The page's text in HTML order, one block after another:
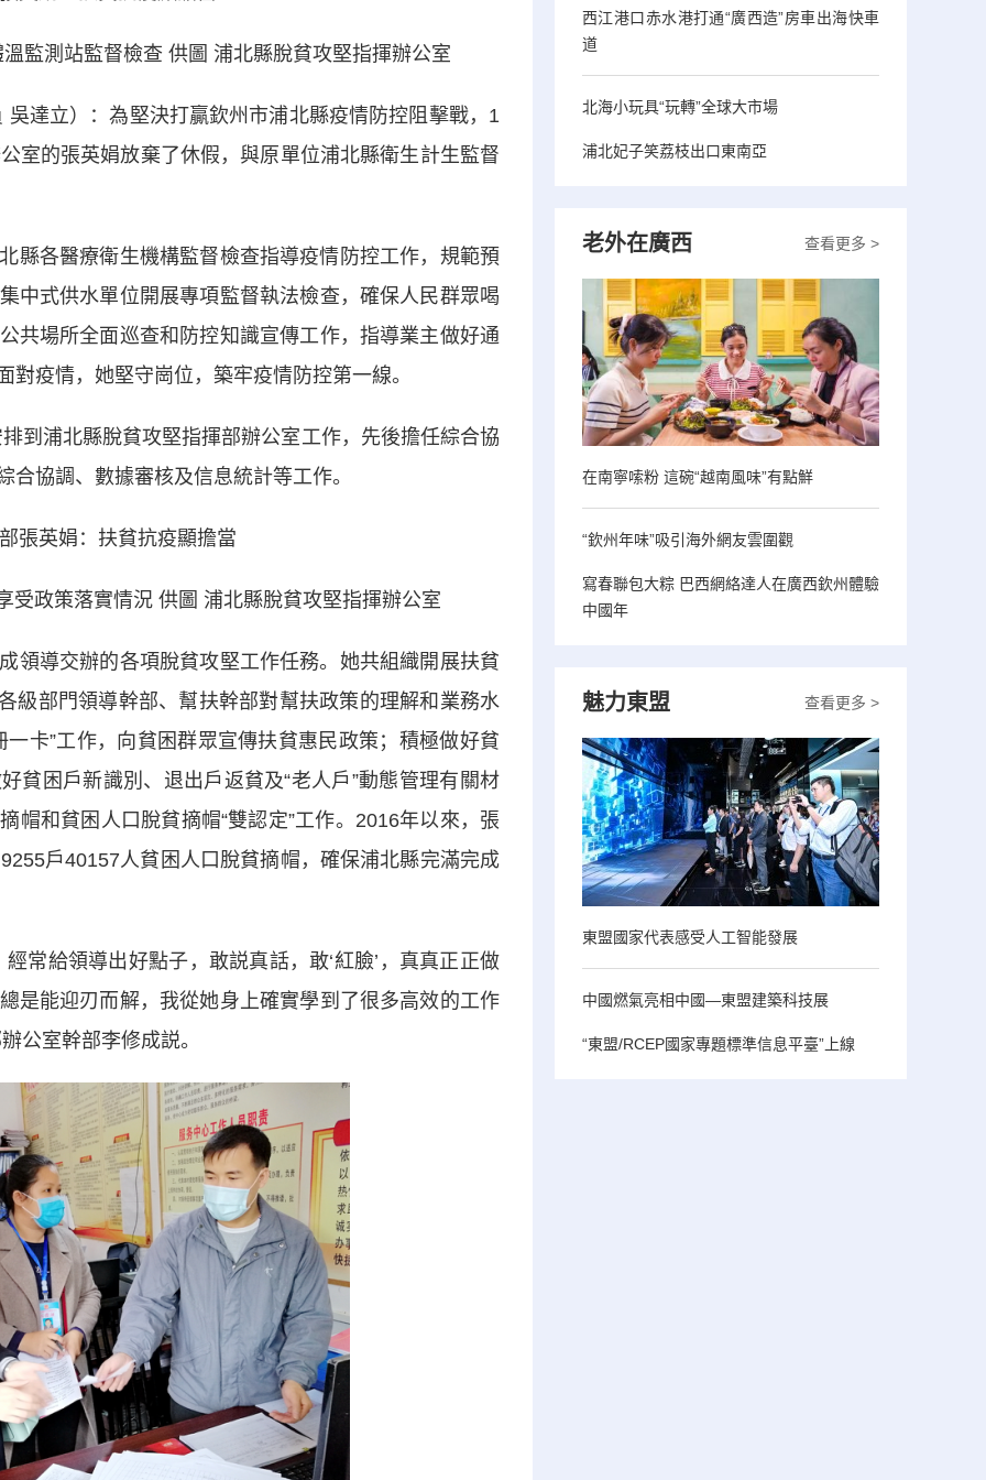
測站監督檢查 供圖 浦北縣脫貧攻堅指揮辦公室
立）：為堅決打贏欽州市浦北縣疫情防控阻擊戰，1
室的張英娟放棄了休假，與原單位浦北縣衛生計生監督
各醫療衛生機構監督檢查指導疫情防控工作，規範預
中式供水單位開展專項監督執法檢查，確保人民群眾喝
共場所全面巡查和防控知識宣傳工作，指導業主做好通
疫情，她堅守崗位，築牢疫情防控第一線。
浦北縣脫貧攻堅指揮部辦公室工作，先後擔任綜合協
協調、數據審核及信息統計等工作。
策落實情況 供圖 浦北縣脫貧攻堅指揮辦公室
導交辦的各項脫貧攻堅工作任務。她共組織開展扶貧
級部門領導幹部、幫扶幹部對幫扶政策的理解和業務水
卡”工作，向貧困群眾宣傳扶貧惠民政策；積極做好貧
貧困戶新識別、退出戶返貧及“老人戶”動態管理有關材
帽和貧困人口脫貧摘帽“雙認定”工作。2016年以來，張
戶40157人貧困人口脫貧摘帽，確保浦北縣完滿完成
給領導出好點子，敢説真話，敢‘紅臉’，真真正正做
是能迎刃而解，我從她身上確實學到了很多高效的工作
公室幹部李修成説。
西江港口赤水港打通“廣西造”房車出海快車
道
北海小玩具“玩轉”全球大市場
浦北妃子笑荔枝出口東南亞
查看更多 >
老外在廣西
在南寧嗦粉 這碗“越南風味”有點鮮
“欽州年味”吸引海外網友雲圍觀
寫春聯包大粽 巴西網絡達人在廣西欽州體驗
中國年
查看更多 >
魅力東盟
東盟國家代表感受人工智能發展
中國燃氣亮相中國—東盟建築科技展
“東盟/RCEP國家專題標準信息平臺”上線